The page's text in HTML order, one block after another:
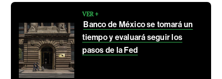
VER +
Banco de México se tomará un
tiempo y evaluará seguir los
pasos de la Fed